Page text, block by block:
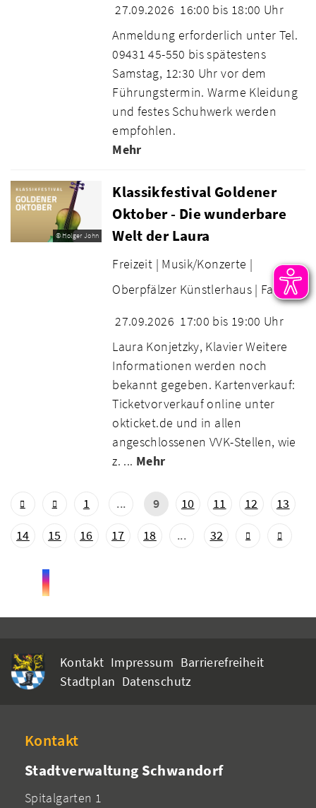
27.09.2026 16:00 bis 18:00 Uhr
Anmeldung erforderlich unter Tel.
09431 45-550 bis spätestens
Samstag, 12:30 Uhr vor dem
Führungstermin. Warme Kleidung
und festes Schuhwerk werden
empfohlen.
Mehr
© Holger John
Klassikfestival Goldener
Oktober - Die wunderbare
Welt der Laura
Freizeit | Musik/Konzerte |
Oberpfälzer Künstlerhaus | Familie
27.09.2026 17:00 bis 19:00 Uhr
Laura Konjetzky, Klavier Weitere
Informationen werden noch
bekannt gegeben. Kartenverkauf:
Ticketvorverkauf online unter
okticket.de und in allen
angeschlossenen VVK-Stellen, wie
z. ... Mehr
1 ... 9 10 11 12
13
14
15 16 17 18 ... 32
Kontakt Impressum Barrierefreiheit
Stadtplan Datenschutz
Kontakt
Stadtverwaltung Schwandorf
Spitalgarten 1